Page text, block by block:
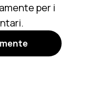
per i